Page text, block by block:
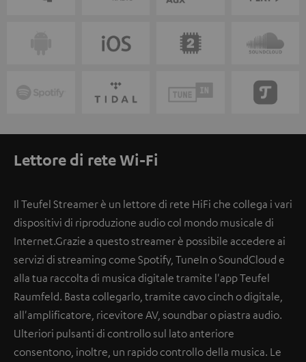
Lettore di rete Wi-Fi
Il Teufel Streamer è un lettore di rete HiFi che collega i vari
dispositivi di riproduzione audio col mondo musicale di
Internet.Grazie a questo streamer è possibile accedere ai
servizi di streaming come Spotify, TuneIn o SoundCloud e
alla tua raccolta di musica digitale tramite l'app Teufel
Raumfeld. Basta collegarlo, tramite cavo cinch o digitale,
all'amplificatore, ricevitore AV, soundbar o piastra audio.
Ulteriori pulsanti di controllo sul lato anteriore
consentono, inoltre, un rapido controllo della musica. Le